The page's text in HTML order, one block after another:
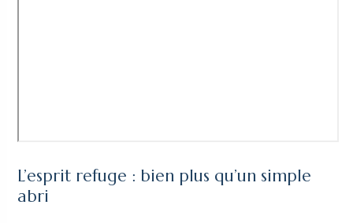
L’esprit refuge : bien plus qu’un simple
abri